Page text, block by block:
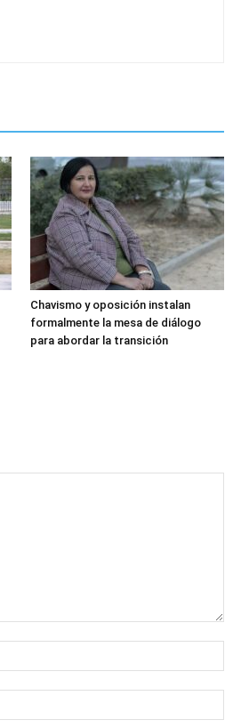
Chavismo y oposición instalan
formalmente la mesa de diálogo
para abordar la transición